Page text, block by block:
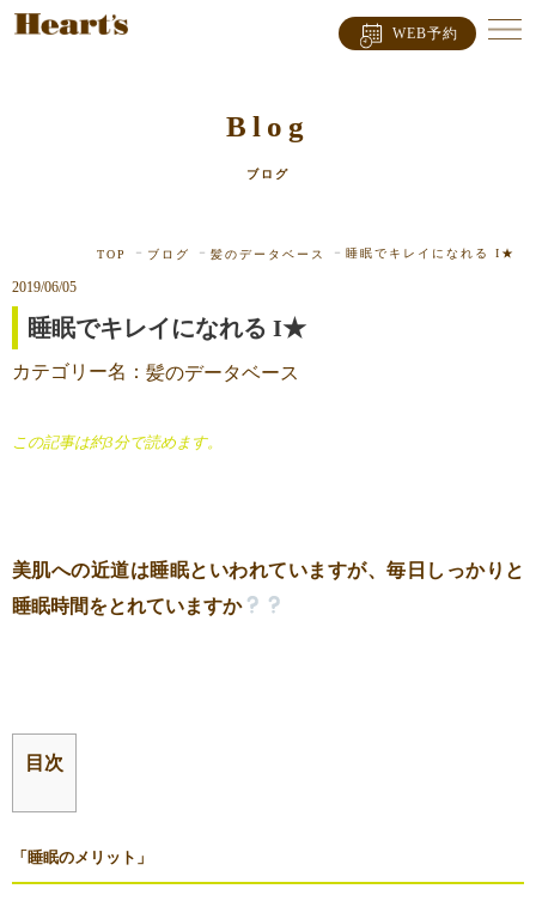
Blog
ブログ
TOP ブログ 髪のデータベース 睡眠でキレイになれる I★
WEB予約
2019/06/05
睡眠でキレイになれる I★
カテゴリー名： 髪のデータベース
この記事は約3分で読めます。
美肌への近道は睡眠といわれていますが、毎日しっかりと
睡眠時間をとれていますか
目次
「睡眠のメリット」